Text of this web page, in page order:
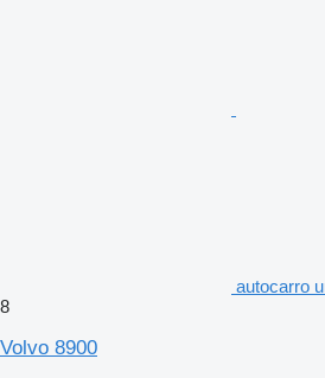
autocarro
8
Volvo 8900